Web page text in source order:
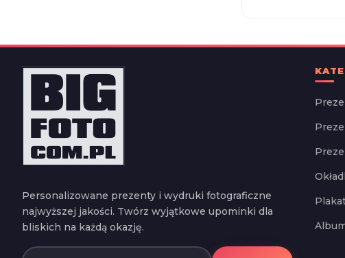
Personalizowane prezenty i wydruki fotograficzne
najwyższej jakości. Twórz wyjątkowe upominki dla
bliskich na każdą okazję.